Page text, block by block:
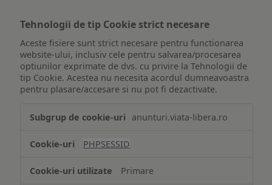
Tehnologii de tip Cookie strict necesare
Aceste fisiere sunt strict necesare pentru functionarea
website-ului, inclusiv cele pentru salvarea/procesarea
optiunilor exprimate de dvs. cu privire la Tehnologii de
tip Cookie. Acestea nu necesita acordul dumneavoastra
pentru plasare/accesare si nu pot fi dezactivate.
de
Cookie
necesare
anunturi.viata-libera.ro
PHPSESSID
Primare